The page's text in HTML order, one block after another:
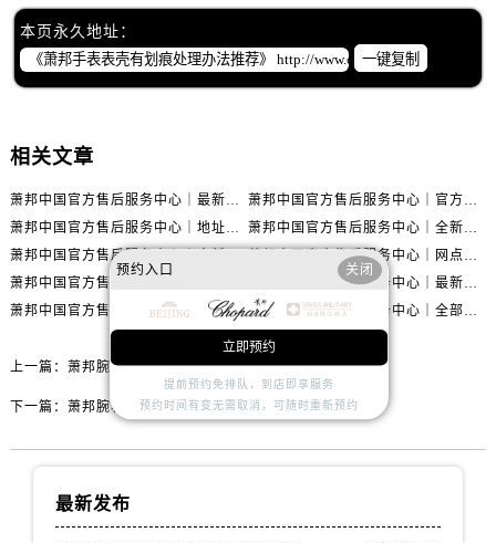
辽宁省丹东市振兴区七经街萧邦售后服务中心（需提前预约）
辽宁省盘锦市兴隆台区石油大街萧邦售后服务中心（需提前预约）
辽宁省铁岭市银州区南马路萧邦售后服务中心（需提前预约）
辽宁省营口市站前区市府路与渤海大街交叉口萧邦售后服务中心（需提前预约）
辽宁省沈阳市沈河区中街路137号亨得利名表维修授权店1楼萧邦售后服务中心（需提前预约）
辽宁省沈阳市沈河区中街路83号亨得利名表维修授权店1楼萧邦售后服务中心（需提前预约）
本页永久地址：
一键复制
相关文章
萧邦中国官方售后服务中心｜最新官方地址和全部热线权威信息通知（2026年7月最新）
萧邦中国官方售后服务中心｜官方地址及联系电话权威信息声明（2026年7月最新）
萧邦中国官方售后服务中心｜地址与官方电话权威信息通知（2026年7月最新）
萧邦中国官方售后服务中心｜全新热线和维修门店详细地址权威信息通告（2026年7月最新）
萧邦中国官方售后服务中心｜网点地址与售后服务电话权威信息声明（2026年7月最新）
萧邦中国官方售后服务中心｜最新热线及详细网点地址权威信息通告（2026年7月最新）
萧邦中国官方售后服务中心｜完整地址与联系电话权威信息通告（2026年7月最新）
萧邦中国官方售后服务中心｜全部地址及热线电话权威信息通知（2026年7月最新）
上一篇： 萧邦腕表走走停停解决方法集锦
下一篇： 萧邦腕表表针不走了解决技巧汇总
最新发布
预约入口 关闭
立即预约
提前预约免排队，到店即享服务
预约时间有变无需取消，可随时重新预约